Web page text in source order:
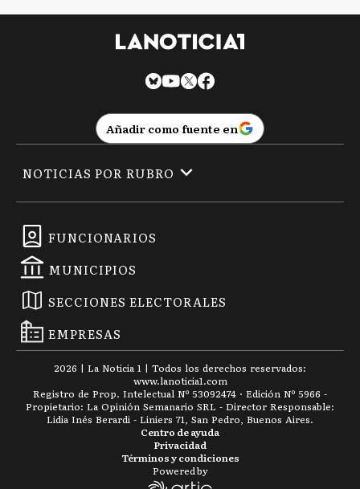
Añadir como fuente en
FUNCIONARIOS
MUNICIPIOS
SECCIONES ELECTORALES
EMPRESAS
NOTICIAS POR RUBRO
2026 | La Noticia 1 | Todos los derechos reservados:
www.lanoticia1.com
Registro de Prop. Intelectual Nº 53092474 · Edición Nº 5966 -
Propietario: La Opinión Semanario SRL - Director Responsable:
Lidia Inés Berardi - Liniers 71, San Pedro, Buenos Aires.
Términos y condiciones
Privacidad
Centro de ayuda
Powered by